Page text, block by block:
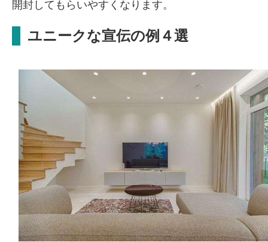
開封してもらいやすくなります。
ユニークな宣伝の例４選